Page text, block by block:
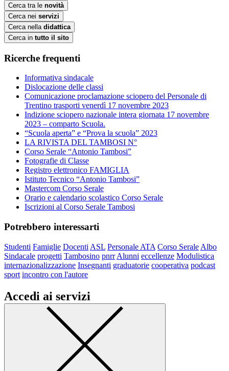
Cerca tra le novità
Cerca nei servizi
Cerca nella didattica
Cerca in tutto il sito
Ricerche frequenti
Informativa sindacale
Dislocazione delle classi
Comunicazione proclamazione sciopero del Personale di
Trentino trasporti venerdì 17 novembre 2023
Indizione sciopero nazionale intera giornata 17 novembre
2023 – comparto Scuola.
“Scuola aperta” e “Prova la scuola” 2023
LA RIVISTA DEL TAMBOSI N°
Corso Serale “Antonio Tambosi”
Fotografie di Classe
Registro elettronico FAMIGLIA
Istituto Tecnico “Antonio Tambosi”
Mastercom Corso Serale
Orario e calendario scolastico Corso Serale
Iscrizioni al Corso Serale Tambosi
Potrebbero interessarti
Studenti Famiglie Docenti ASL Personale ATA Corso Serale Albo
Sindacale progetti Tambosino pnrr Alunni eccellenze Modulistica
internazionalizzazione Insegnanti graduatorie cooperativa podcast
sport incontro con l'autore
Accedi ai servizi